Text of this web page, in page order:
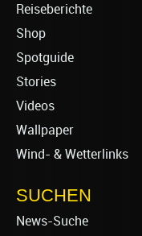
Reiseberichte
Shop
Spotguide
Stories
Videos
Wallpaper
Wind- & Wetterlinks
SUCHEN
News-Suche